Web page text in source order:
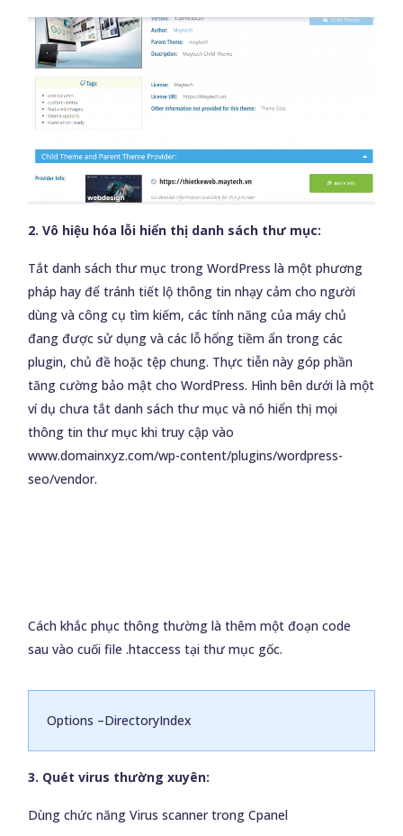
2. Vô hiệu hóa lỗi hiển thị danh sách thư mục:
Tắt danh sách thư mục trong WordPress là một phương
pháp hay để tránh tiết lộ thông tin nhạy cảm cho người
dùng và công cụ tìm kiếm, các tính năng của máy chủ
đang được sử dụng và các lỗ hổng tiềm ẩn trong các
plugin, chủ đề hoặc tệp chung. Thực tiễn này góp phần
tăng cường bảo mật cho WordPress. Hình bên dưới là một
ví dụ chưa tắt danh sách thư mục và nó hiển thị mọi
thông tin thư mục khi truy cập vào
www.domainxyz.com/wp-content/plugins/wordpress-
seo/vendor.
Cách khắc phục thông thường là thêm một đoạn code
sau vào cuối file .htaccess tại thư mục gốc.
Options –DirectoryIndex
3. Quét virus thường xuyên:
Dùng chức năng Virus scanner trong Cpanel